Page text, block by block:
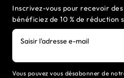
Inscrivez-vous pour recevoir
bénéficiez de 10 % de
Saisir l'adresse e-mail
Vous pouvez vous désabonner de